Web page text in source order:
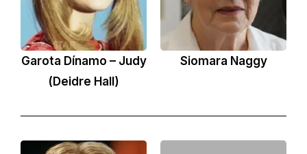
Garota Dínamo – Judy
(Deidre Hall)
Siomara Naggy